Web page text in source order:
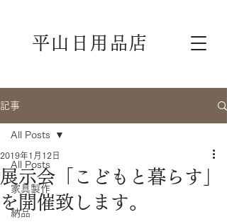
平山日用品店
記事
All Posts
家具製作
納品
All Posts
展示会「こどもと暮らす」
を開催致します。
2019年1月12日